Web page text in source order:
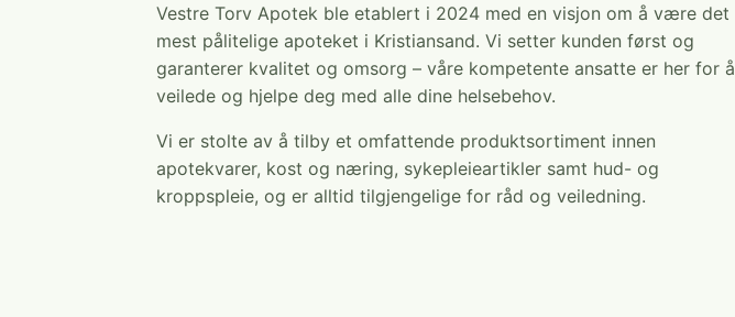
Vestre Torv Apotek ble etablert i 2024 med en visjon om å være det
mest pålitelige apoteket i Kristiansand. Vi setter kunden først og
garanterer kvalitet og omsorg – våre kompetente ansatte er her for å
veilede og hjelpe deg med alle dine helsebehov.
Vi er stolte av å tilby et omfattende produktsortiment innen
apotekvarer, kost og næring, sykepleieartikler samt hud- og
kroppspleie, og er alltid tilgjengelige for råd og veiledning.